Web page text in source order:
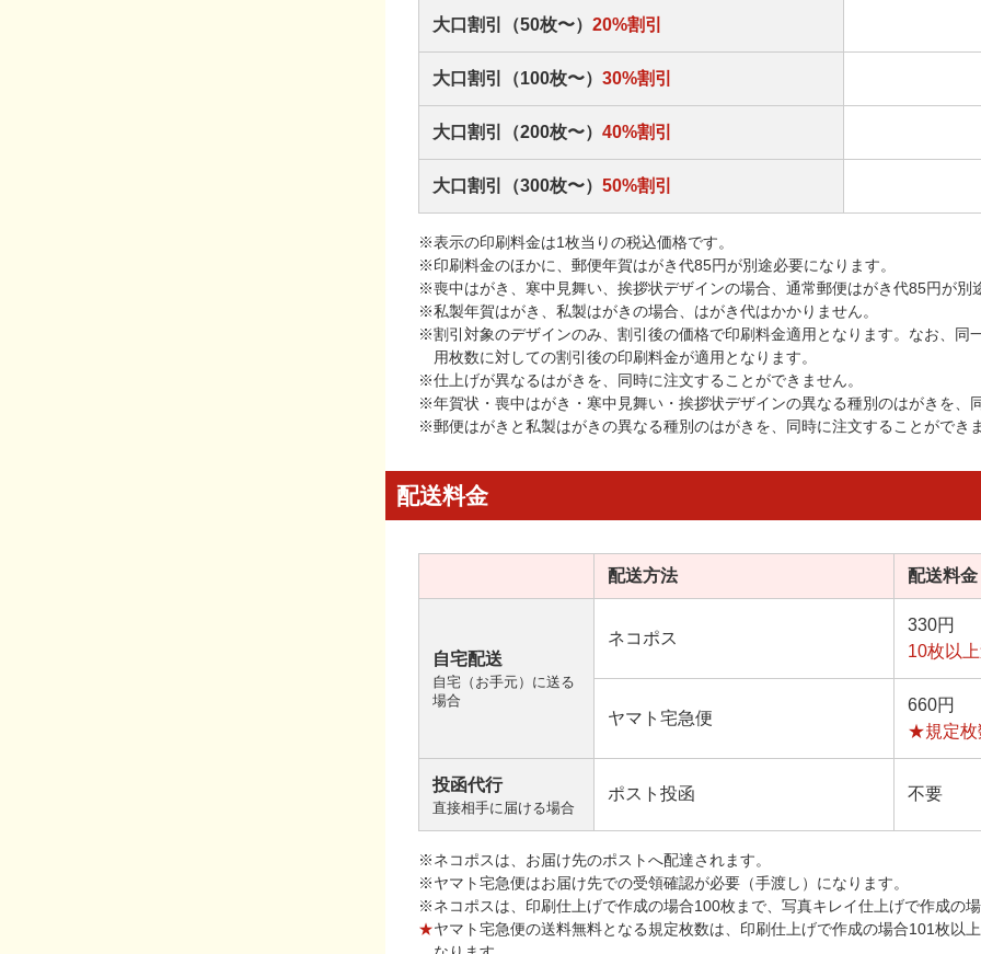
大口割引（50枚〜） 20%割引
大口割引（100枚〜） 30%割引
大口割引（200枚〜） 40%割引
大口割引（300枚〜） 50%割引
※表示の印刷料金は1枚当りの税込価格です。
※印刷料金のほかに、郵便年賀はがき代85円が別途必要になります。
※喪中はがき、寒中見舞い、挨拶状デザインの場合、通常郵便はがき代85円が別
※私製年賀はがき、私製はがきの場合、はがき代はかかりません。
※割引対象のデザインのみ、割引後の価格で印刷料金適用となります。なお、同
用枚数に対しての割引後の印刷料金が適用となります。
※仕上げが異なるはがきを、同時に注文することができません。
※年賀状・喪中はがき・寒中見舞い・挨拶状デザインの異なる種別のはがきを、
※郵便はがきと私製はがきの異なる種別のはがきを、同時に注文することができま
配送料金
配送方法 配送料金
自宅配送
自宅（お手元）に送る
場合
ネコポス
330円
10枚以
ヤマト宅急便
660円
★規定枚
投函代行
直接相手に届ける場合
ポスト投函 不要
※ネコポスは、お届け先のポストへ配達されます。
※ヤマト宅急便はお届け先での受領確認が必要（手渡し）になります。
※ネコポスは、印刷仕上げで作成の場合100枚まで、写真キレイ仕上げで作成の
★ヤマト宅急便の送料無料となる規定枚数は、印刷仕上げで作成の場合101枚以